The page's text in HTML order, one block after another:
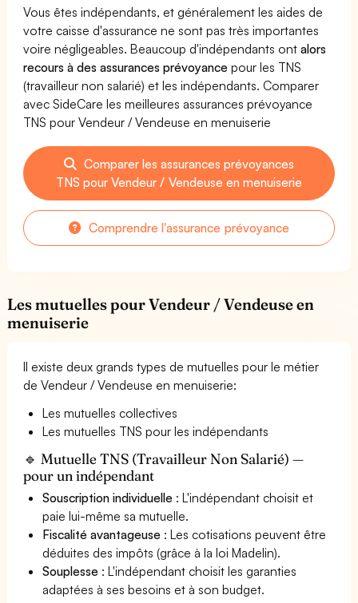
Vous êtes indépendants, et généralement les aides de
votre caisse d'assurance ne sont pas très importantes
voire négligeables. Beaucoup d'indépendants ontalors
recours à des assurances prévoyance pour les TNS
(travailleur non salarié) et les indépendants. Comparer
avec SideCare les meilleures assurances prévoyance
TNS pour Vendeur / Vendeuse en menuiserie
Comparer les assurances prévoyances
TNS pour Vendeur / Vendeuse en menuiserie
Comprendre l'assurance prévoyance
Les mutuelles pour Vendeur / Vendeuse en
menuiserie
Il existe deux grands types de mutuelles pour le métier
de Vendeur / Vendeuse en menuiserie:
Les mutuelles collectives
Les mutuelles TNS pour les indépendants
🔹 Mutuelle TNS (Travailleur Non Salarié) —
pour un indépendant
Souscription individuelle : L'indépendant choisit et
paie lui-même sa mutuelle.
Fiscalité avantageuse : Les cotisations peuvent être
déduites des impôts (grâce à la loi Madelin).
Souplesse : L'indépendant choisit les garanties
adaptées à ses besoins et à son budget.